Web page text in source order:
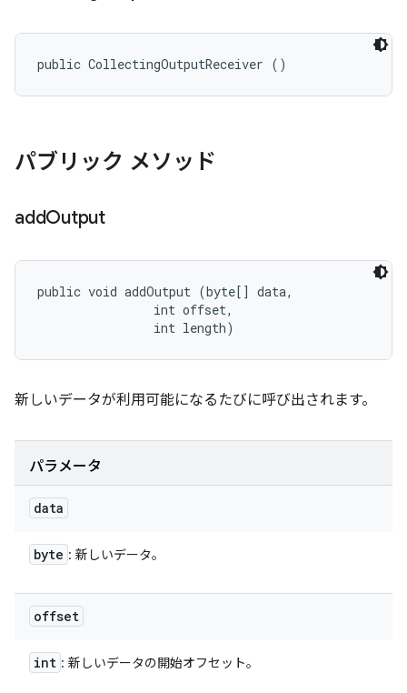
public CollectingOutputReceiver ()
パブリック メソッド
addOutput
public void addOutput (byte[] data,
                int offset,
                int length)
新しいデータが利用可能になるたびに呼び出されます。
パラメータ
data
byte : 新しいデータ。
offset
int : 新しいデータの開始オフセット。